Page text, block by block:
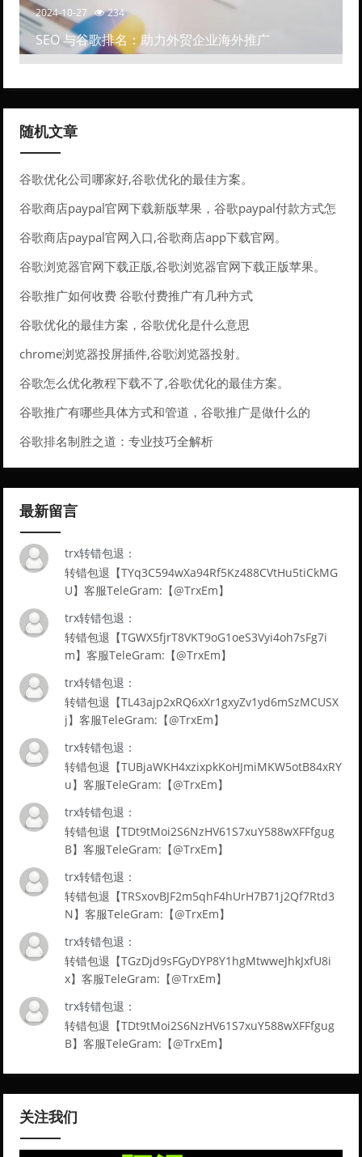
2024-10-27 234
SEO 与谷歌排名：助力外贸企业海外推广
随机文章
谷歌优化公司哪家好,谷歌优化的最佳方案。
谷歌商店paypal官网下载新版苹果，谷歌paypal付款方式怎
么弄
谷歌商店paypal官网入口,谷歌商店app下载官网。
谷歌浏览器官网下载正版,谷歌浏览器官网下载正版苹果。
谷歌推广如何收费 谷歌付费推广有几种方式
谷歌优化的最佳方案，谷歌优化是什么意思
chrome浏览器投屏插件,谷歌浏览器投射。
谷歌怎么优化教程下载不了,谷歌优化的最佳方案。
谷歌推广有哪些具体方式和管道，谷歌推广是做什么的
谷歌排名制胜之道：专业技巧全解析
最新留言
trx转错包退：
转错包退【TYq3C594wXa94Rf5Kz488CVtHu5tiCkMG
U】客服TeleGram:【@TrxEm】
trx转错包退：
转错包退【TGWX5fjrT8VKT9oG1oeS3Vyi4oh7sFg7i
m】客服TeleGram:【@TrxEm】
trx转错包退：
转错包退【TL43ajp2xRQ6xXr1gxyZv1yd6mSzMCUSX
j】客服TeleGram:【@TrxEm】
trx转错包退：
转错包退【TUBjaWKH4xzixpkKoHJmiMKW5otB84xRY
u】客服TeleGram:【@TrxEm】
trx转错包退：
转错包退【TDt9tMoi2S6NzHV61S7xuY588wXFFfgug
B】客服TeleGram:【@TrxEm】
trx转错包退：
转错包退【TRSxovBJF2m5qhF4hUrH7B71j2Qf7Rtd3
N】客服TeleGram:【@TrxEm】
trx转错包退：
转错包退【TGzDjd9sFGyDYP8Y1hgMtwweJhkJxfU8i
x】客服TeleGram:【@TrxEm】
trx转错包退：
转错包退【TDt9tMoi2S6NzHV61S7xuY588wXFFfgug
B】客服TeleGram:【@TrxEm】
关注我们